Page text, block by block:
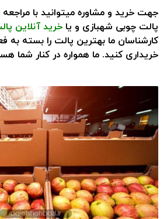
جهت خرید و مشاوره میتوانید با
پالت چوبی شهبازی و یا خرید آنلاین
کارشناسان ما بهترین پالت را بسته به
خریداری کنید. ما همواره در کنار شما